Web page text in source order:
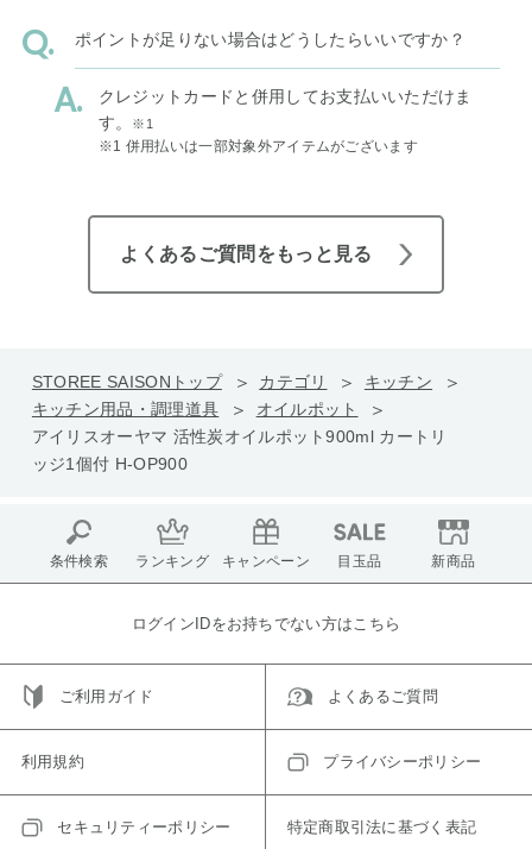
ポイントが足りない場合はどうしたらいいですか？
クレジットカードと併用してお支払いいただけま
す。
※1
※1 併用払いは一部対象外アイテムがございます
よくあるご質問をもっと見る
STOREE SAISONトップ カテゴリ
キッチン
キッチン用品・調理道具
オイルポット
アイリスオーヤマ 活性炭オイルポット900ml カートリ
ッジ1個付 H-OP900
条件検索 ランキング キャンペーン 目玉品 新商品
ログインIDをお持ちでない方はこちら
ご利用ガイド よくあるご質問
利用規約 プライバシーポリシー
セキュリティーポリシー 特定商取引法に基づく表記